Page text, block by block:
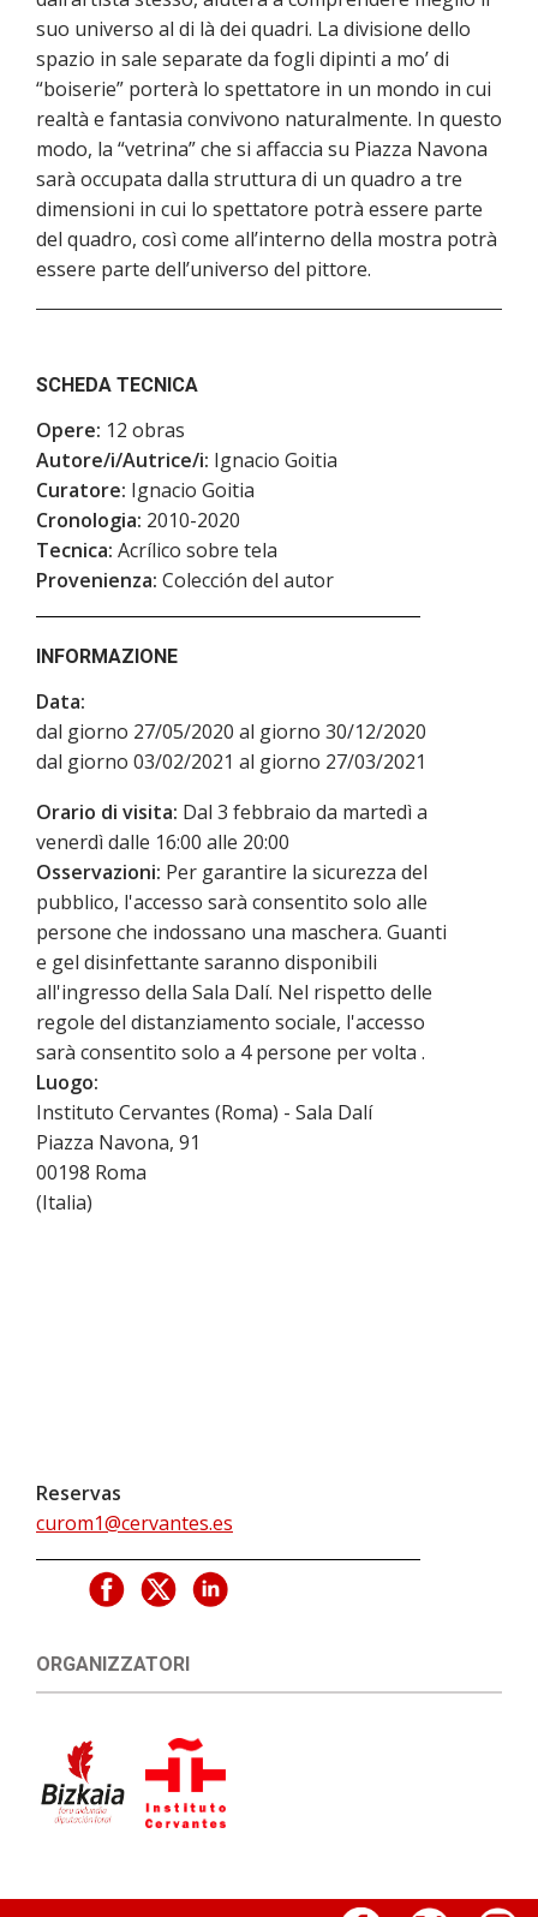
suo universo al di là dei quadri. La divisione dello
spazio in sale separate da fogli dipinti a mo’ di
“boiserie” porterà lo spettatore in un mondo in cui
realtà e fantasia convivono naturalmente. In questo
modo, la “vetrina” che si affaccia su Piazza Navona
sarà occupata dalla struttura di un quadro a tre
dimensioni in cui lo spettatore potrà essere parte
del quadro, così come all’interno della mostra potrà
essere parte dell’universo del pittore.
SCHEDA TECNICA
Opere: 12 obras
Autore/i/Autrice/i: Ignacio Goitia
Curatore: Ignacio Goitia
Cronologia: 2010-2020
Tecnica: Acrílico sobre tela
Provenienza: Colección del autor
INFORMAZIONE
Data:
dal giorno 27/05/2020 al giorno 30/12/2020
dal giorno 03/02/2021 al giorno 27/03/2021
Orario di visita: Dal 3 febbraio da martedì a
venerdì dalle 16:00 alle 20:00
Osservazioni: Per garantire la sicurezza del
pubblico, l'accesso sarà consentito solo alle
persone che indossano una maschera. Guanti
e gel disinfettante saranno disponibili
all'ingresso della Sala Dalí. Nel rispetto delle
regole del distanziamento sociale, l'accesso
sarà consentito solo a 4 persone per volta .
Luogo:
Instituto Cervantes (Roma) - Sala Dalí
Piazza Navona, 91
00198 Roma
(Italia)
Reservas
curom1@cervantes.es
ORGANIZZATORI